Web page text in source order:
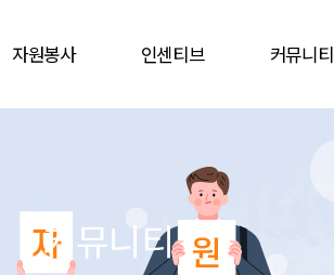
자원봉사
활동처
활동처현황
인센티브
주차감면
봉사자증
을숙도문화회관
커뮤니티
커뮤니티